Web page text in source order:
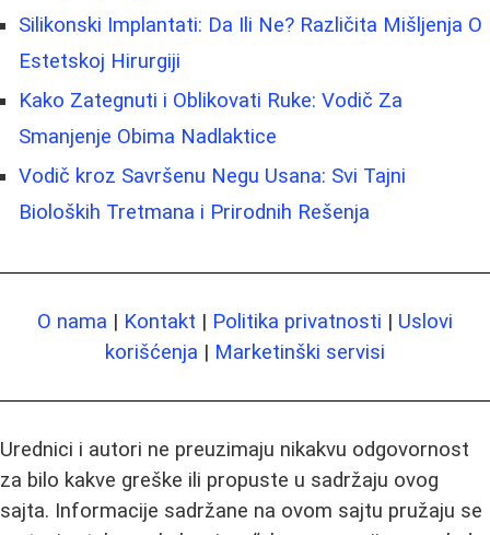
Silikonski Implantati: Da Ili Ne? Različita Mišljenja O
Estetskoj Hirurgiji
Kako Zategnuti i Oblikovati Ruke: Vodič Za
Smanjenje Obima Nadlaktice
Vodič kroz Savršenu Negu Usana: Svi Tajni
Bioloških Tretmana i Prirodnih Rešenja
O nama | Kontakt | Politika privatnosti | Uslovi
korišćenja | Marketinški servisi
Urednici i autori ne preuzimaju nikakvu odgovornost
za bilo kakve greške ili propuste u sadržaju ovog
sajta. Informacije sadržane na ovom sajtu pružaju se